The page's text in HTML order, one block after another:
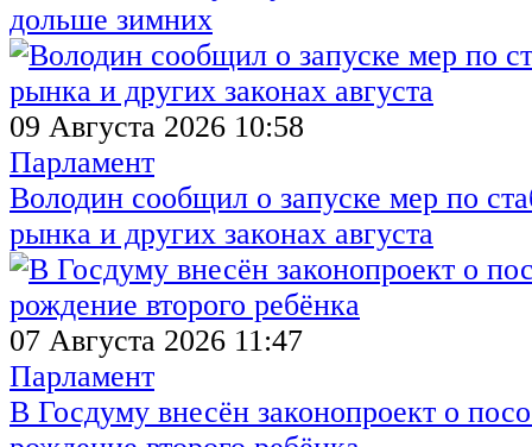
дольше зимних
09 Августа 2026 10:58
Парламент
Володин сообщил о запуске мер по
рынка и других законах августа
07 Августа 2026 11:47
Парламент
В Госдуму внесён законопроект о